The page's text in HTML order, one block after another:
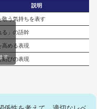
説明
敬う気持ちを表す
る」の語幹
高める表現
結びの表現
す